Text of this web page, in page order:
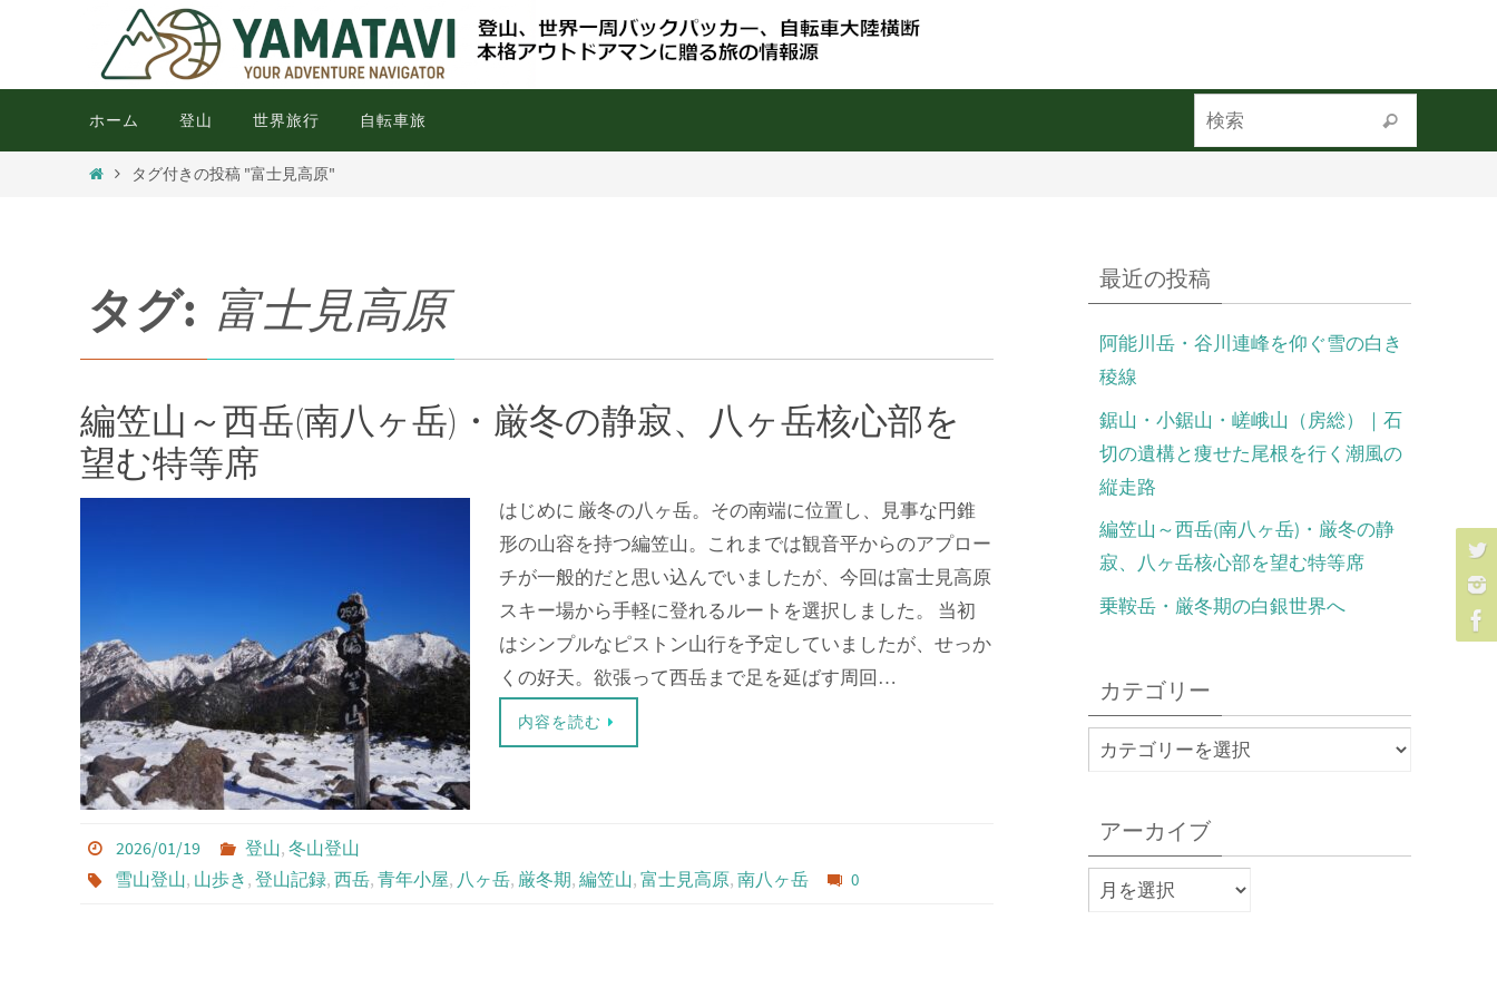
ホーム 登山 世界旅行 自転車旅
タグ付きの投稿 "富士見高原"
タグ: 富士見高原
編笠山～西岳(南八ヶ岳)・厳冬の静寂、八ヶ岳核心部を
望む特等席
はじめに 厳冬の八ヶ岳。その南端に位置し、見事な円錐
形の山容を持つ編笠山。これまでは観音平からのアプロー
チが一般的だと思い込んでいましたが、今回は富士見高原
スキー場から手軽に登れるルートを選択しました。 当初
はシンプルなピストン山行を予定していましたが、せっか
くの好天。欲張って西岳まで足を延ばす周回…
内容を読む
2026/01/19 登山, 冬山登山
雪山登山, 山歩き , 登山記録, 西岳, 青年小屋, 八ヶ岳, 厳冬期, 編笠山, 富士見高原, 南八ヶ岳 0
最近の投稿
阿能川岳・谷川連峰を仰ぐ雪の白き
稜線
鋸山・小鋸山・嵯峨山（房総）｜石
切の遺構と痩せた尾根を行く潮風の
縦走路
編笠山～西岳(南八ヶ岳)・厳冬の静
寂、八ヶ岳核心部を望む特等席
乗鞍岳・厳冬期の白銀世界へ
カテゴリー
アーカイブ